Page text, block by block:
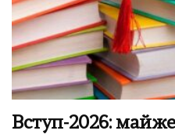
Вступ-2026: майже